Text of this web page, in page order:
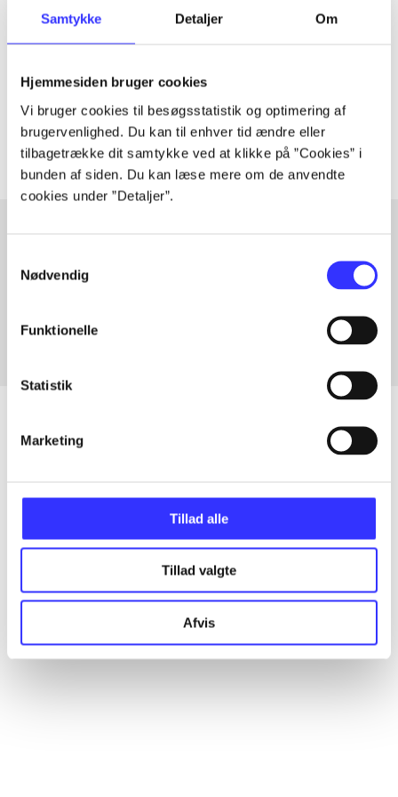
Samtykke Detaljer Om
Hjemmesiden bruger cookies
Vi bruger cookies til besøgsstatistik og optimering af
brugervenlighed. Du kan til enhver tid ændre eller
tilbagetrække dit samtykke ved at klikke på ”Cookies” i
bunden af siden. Du kan læse mere om de anvendte
cookies under ”Detaljer”.
Nødvendig
Funktionelle
Statistik
Marketing
Tillad alle
Tillad valgte
Afvis
Artiklen er en del af
Tidsskrift
Artiklerne i handler ofte om
Artikler med samme emner
Alle registrerede artikler fordelt på udgivelser
...
...
...